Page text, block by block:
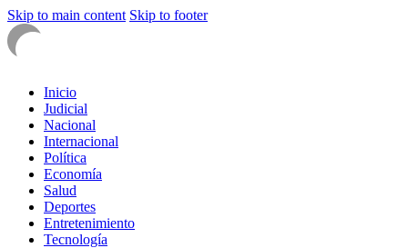
Skip to main content Skip to footer
Inicio
Judicial
Nacional
Internacional
Política
Economía
Salud
Deportes
Entretenimiento
Tecnología